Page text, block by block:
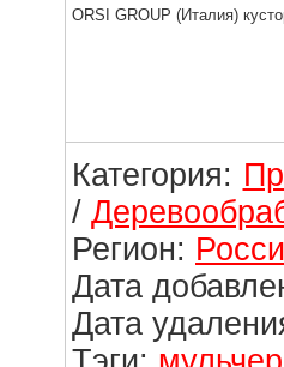
ORSI GROUP (Италия)
Категория:
/
Регион:
Дата
Дата